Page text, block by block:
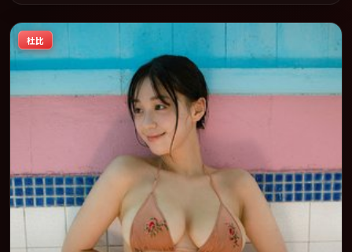
2017-08-10 在内地院线及主流平台同步亮相，2017 年度话题片中口
碑稳健，适合喜欢强情节与人物弧光的观众完整观看。
杜比